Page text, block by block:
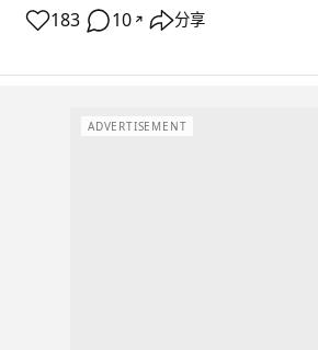
183 10 ↗ 分享
ADVERTISEMENT